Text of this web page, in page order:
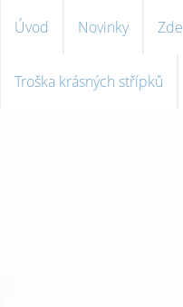
Úvod Novinky
Troška krásných střípků